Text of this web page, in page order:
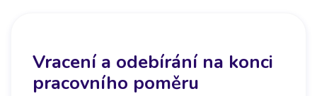
Vracení a odebírání na konci
pracovního poměru